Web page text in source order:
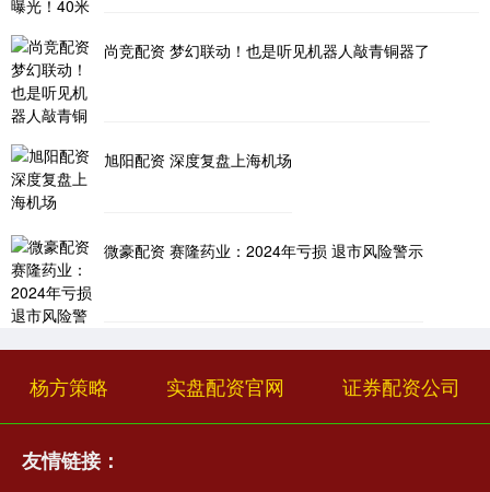
尚竞配资 梦幻联动！也是听见机器人敲青铜器了
旭阳配资 深度复盘上海机场
微豪配资 赛隆药业：2024年亏损 退市风险警示
杨方策略 实盘配资官网 证券配资公司
友情链接：